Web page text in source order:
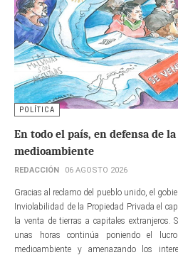
POLÍTICA
En todo el país, en defensa de
medioambiente
REDACCIÓN 06 AGOSTO 2026
Gracias al reclamo del pueblo unido, el
Inviolabilidad de la Propiedad Privada el
la venta de tierras a capitales extranjeros.
unas horas continúa poniendo el
medioambiente y amenazando los